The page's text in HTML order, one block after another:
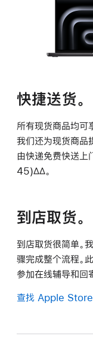
快捷送货。
所有现货商品均可
我们还为现货商品
由快递免费快送上
45)∆∆。
到店取货。
到店取货很简单。
骤完成整个流程。
参加在线辅导和回
查找 Apple Store